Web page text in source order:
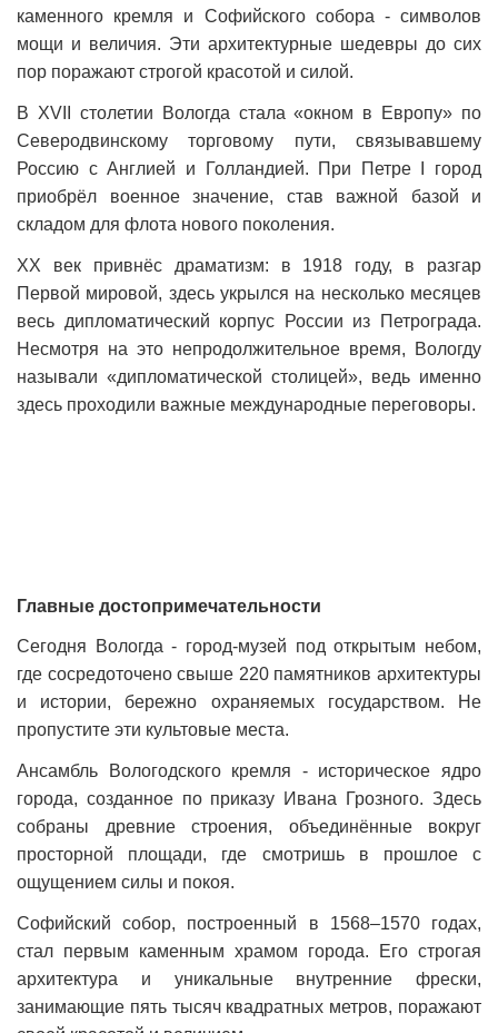
каменного кремля и Софийского собора - символов
мощи и величия. Эти архитектурные шедевры до сих
пор поражают строгой красотой и силой.
В XVII столетии Вологда стала «окном в Европу» по
Северодвинскому торговому пути, связывавшему
Россию с Англией и Голландией. При Петре I город
приобрёл военное значение, став важной базой и
складом для флота нового поколения.
XX век привнёс драматизм: в 1918 году, в разгар
Первой мировой, здесь укрылся на несколько месяцев
весь дипломатический корпус России из Петрограда.
Несмотря на это непродолжительное время, Вологду
называли «дипломатической столицей», ведь именно
здесь проходили важные международные переговоры.
Главные достопримечательности
Сегодня Вологда - город-музей под открытым небом,
где сосредоточено свыше 220 памятников архитектуры
и истории, бережно охраняемых государством. Не
пропустите эти культовые места.
Ансамбль Вологодского кремля - историческое ядро
города, созданное по приказу Ивана Грозного. Здесь
собраны древние строения, объединённые вокруг
просторной площади, где смотришь в прошлое с
ощущением силы и покоя.
Софийский собор, построенный в 1568–1570 годах,
стал первым каменным храмом города. Его строгая
архитектура и уникальные внутренние фрески,
занимающие пять тысяч квадратных метров, поражают